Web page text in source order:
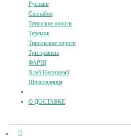
Руспыш
Синнабон
Татарские пироги
Теремок
Тирольские пироги
Три правила
ФАРШ
Хлеб Насущный
Шоколадница
О ДОСТАВКЕ